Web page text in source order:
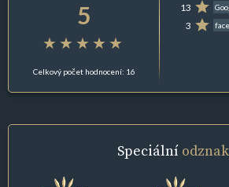
5
Celkový počet hodnocení: 16
13
3
Speciální